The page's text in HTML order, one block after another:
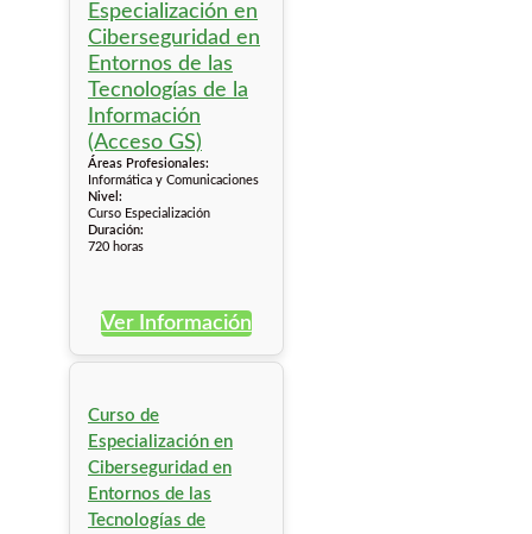
Áreas Profesionales:
Informática y Comunicaciones
Nivel:
Curso Especialización
Duración:
720 horas
Ver Información
Curso de
Especialización en
Ciberseguridad en
Entornos de las
Tecnologías de